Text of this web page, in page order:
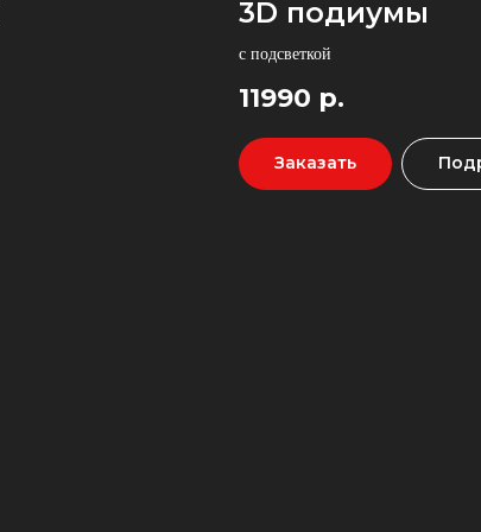
3D подиумы
с подсветкой
11990 р.
Заказать